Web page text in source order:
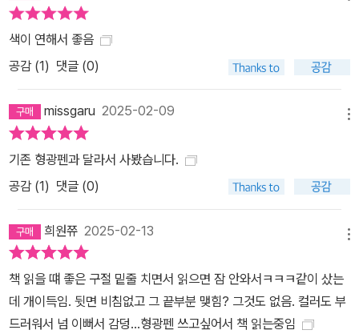
색이 연해서 좋음
공감 (1) 댓글 (0)
missgaru 2025-02-09
기존 형광펜과 달라서 사봤습니다.
공감 (1) 댓글 (0)
희원쮸 2025-02-13
책 읽을 떄 좋은 구절 밑줄 치면서 읽으면 잠 안와서ㅋㅋㅋ같이 샀는
데 개이득임. 뒷면 비침없고 그 끝부분 맺힘? 그것도 없음. 컬러도 부
드러워서 넘 이뻐서 감덩...형광펜 쓰고싶어서 책 읽는중임